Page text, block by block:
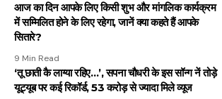
आज का दिन आपके लिए किसी शुभ और मांगलिक कार्यक्रम
में सम्मिलित होने के लिए रहेगा, जानें क्या कहते हैं आपके
सितारे?
9 Min Read
‘तू छाती कै लाग्या रहिए…’, सपना चौधरी के इस सॉन्ग नें तोड़े
यूट्यूब पर कई रिकॉर्ड, 53 करोड़ से ज्यादा मिले व्यूज